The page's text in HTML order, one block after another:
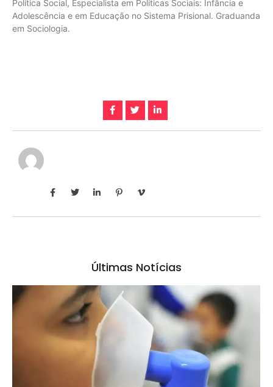
Política Social, Especialista em Políticas Sociais: Infância e
Adolescência e em Educação no Sistema Prisional. Graduanda
em Sociologia.
Últimas Notícias